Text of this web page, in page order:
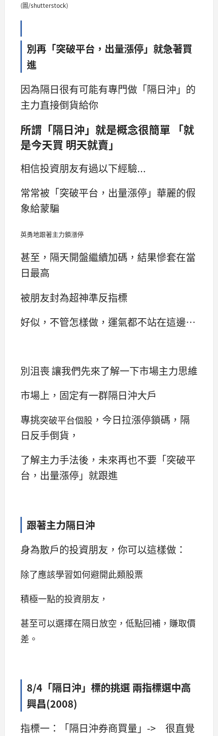
(圖/shutterstock)
別再「突破平台，出量漲停」就急著買
進
因為隔日很有可能有專門做「隔日沖」的
主力直接倒貨給你
所謂「隔日沖」就是概念很簡單 「就
是今天買 明天就賣」
相信投資朋友有過以下經驗...
常常被「突破平台，出量漲停」華麗的假
象給蒙騙
英勇地跟著主力鎖漲停
甚至，隔天開盤繼續加碼，結果慘套在當
日最高
被朋友封為超神準反指標
好似，不管怎樣做，運氣都不站在這邊…
別沮喪 讓我們先來了解一下市場主力思維
市場上，固定有一群隔日沖大戶
專挑突破平台個股 ，今日拉漲停鎖碼，隔
日反手倒貨，
了解主力手法後，未來再也不要「突破平
台，出量漲停」就跟進
跟著主力隔日沖
身為散戶的投資朋友，你可以這樣做：
除了應該學習如何避開此類股票
積極一點的投資朋友，
甚至可以選擇在隔日放空，低點回補，賺取價
差。
8/4「隔日沖」標的挑選 兩指標選中高
興昌(2008)
指標一：「隔日沖券商買量」-> 很直覺